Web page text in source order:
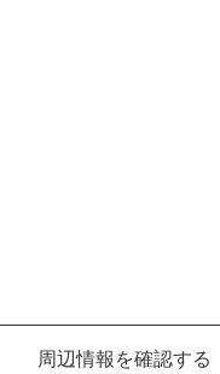
周辺情報を確認する